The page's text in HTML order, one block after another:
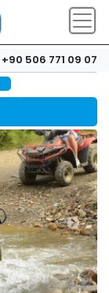
+90 506 771 09 07